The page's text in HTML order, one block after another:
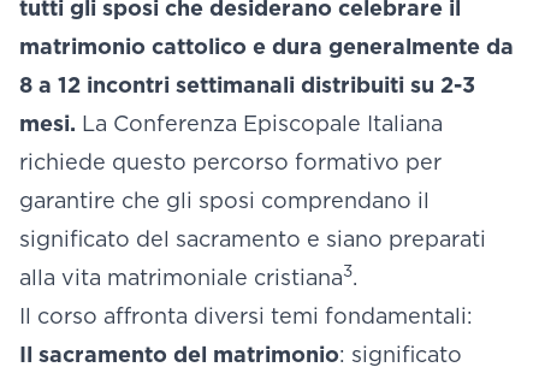
tutti gli sposi che desiderano celebrare il
matrimonio cattolico e dura generalmente da
8 a 12 incontri settimanali distribuiti su 2-3
mesi. La Conferenza Episcopale Italiana
richiede questo percorso formativo per
garantire che gli sposi comprendano il
significato del sacramento e siano preparati
alla vita matrimoniale cristiana3.
Il corso affronta diversi temi fondamentali:
Il sacramento del matrimonio: significato